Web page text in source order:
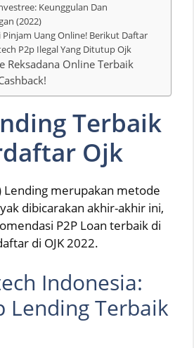
Keunggulan Dan
(2022)
Uang Online! Berikut Daftar
P2p Ilegal Yang Ditutup Ojk
Reksadana Online Terbaik
Terbaik
Ojk
Lending merupakan metode
dibicarakan akhir-akhir ini,
P2P Loan terbaik di
di OJK 2022.
Indonesia:
Lending Terbaik